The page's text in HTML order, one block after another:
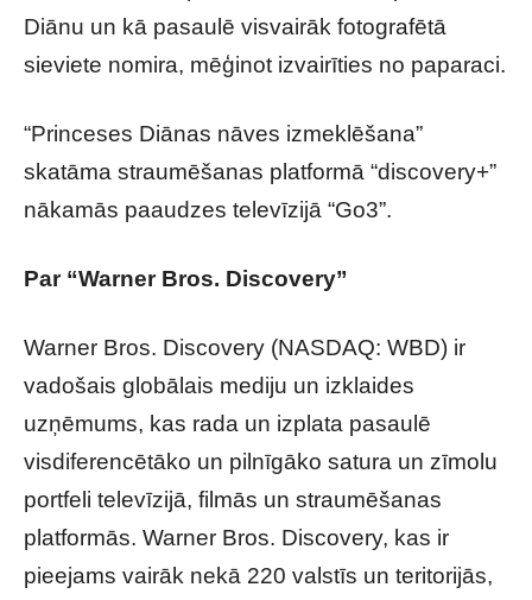
Diānu un kā pasaulē visvairāk fotografētā
sieviete nomira, mēģinot izvairīties no paparaci.
“Princeses Diānas nāves izmeklēšana”
skatāma straumēšanas platformā “discovery+”
nākamās paaudzes televīzijā “Go3”.
Par “Warner Bros. Discovery”
Warner Bros. Discovery (NASDAQ: WBD) ir
vadošais globālais mediju un izklaides
uzņēmums, kas rada un izplata pasaulē
visdiferencētāko un pilnīgāko satura un zīmolu
portfeli televīzijā, filmās un straumēšanas
platformās. Warner Bros. Discovery, kas ir
pieejams vairāk nekā 220 valstīs un teritorijās,